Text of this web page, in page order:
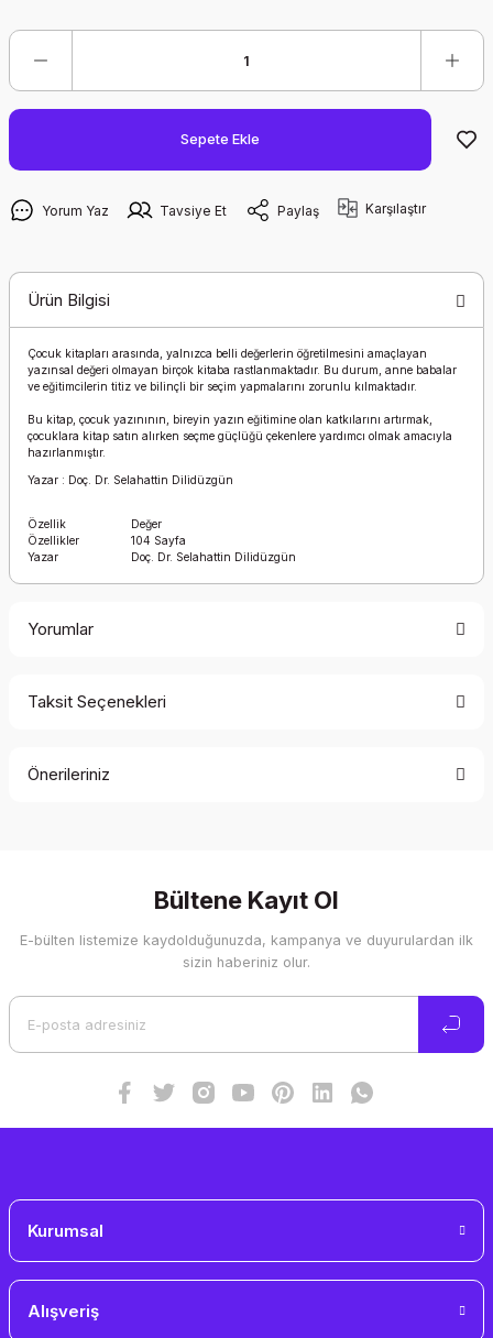
Sepete Ekle
Yorum Yaz Tavsiye Et Paylaş Karşılaştır
Ürün Bilgisi
Çocuk kitapları arasında, yalnızca belli değerlerin öğretilmesini amaçlayan
yazınsal değeri olmayan birçok kitaba rastlanmaktadır. Bu durum, anne babalar
ve eğitimcilerin titiz ve bilinçli bir seçim yapmalarını zorunlu kılmaktadır.
Bu kitap, çocuk yazınının, bireyin yazın eğitimine olan katkılarını artırmak,
çocuklara kitap satın alırken seçme güçlüğü çekenlere yardımcı olmak amacıyla
hazırlanmıştır.
Yazar : Doç. Dr. Selahattin Dilidüzgün
Özellik
Değer
Özellikler
104 Sayfa
Yazar
Doç. Dr. Selahattin Dilidüzgün
Yorumlar
Taksit Seçenekleri
Önerileriniz
Görüş ve önerileriniz için teşekkür ederiz.
Ürün resmi kalitesiz, bozuk veya görüntülenemiyor.
Bültene Kayıt Ol
E-bülten listemize kaydolduğunuzda, kampanya ve duyurulardan ilk
sizin haberiniz olur.
Kurumsal
Alışveriş